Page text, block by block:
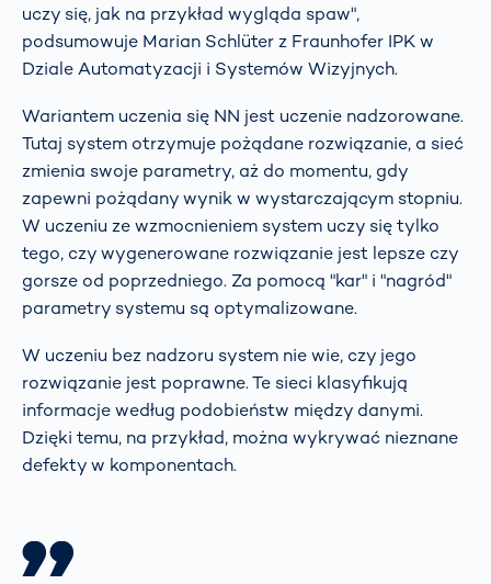
uczy się, jak na przykład wygląda spaw",
podsumowuje Marian Schlüter z Fraunhofer IPK w
Dziale Automatyzacji i Systemów Wizyjnych.
Wariantem uczenia się NN jest uczenie nadzorowane.
Tutaj system otrzymuje pożądane rozwiązanie, a sieć
zmienia swoje parametry, aż do momentu, gdy
zapewni pożądany wynik w wystarczającym stopniu.
W uczeniu ze wzmocnieniem system uczy się tylko
tego, czy wygenerowane rozwiązanie jest lepsze czy
gorsze od poprzedniego. Za pomocą "kar" i "nagród"
parametry systemu są optymalizowane.
W uczeniu bez nadzoru system nie wie, czy jego
rozwiązanie jest poprawne. Te sieci klasyfikują
informacje według podobieństw między danymi.
Dzięki temu, na przykład, można wykrywać nieznane
defekty w komponentach.